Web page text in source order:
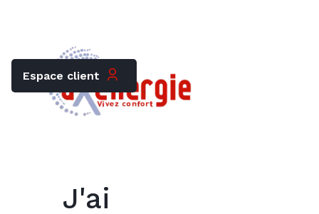
Espace client
J'ai